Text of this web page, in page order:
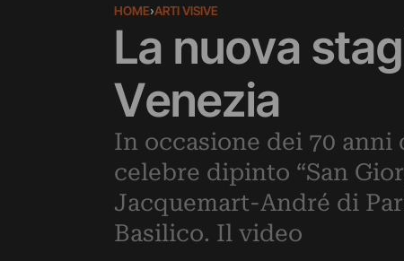
HOME›ARTI VISIVE
La nuova
Venezia
In occasione dei 70 anni
celebre dipinto “San
Jacquemart-André di
Basilico. Il video